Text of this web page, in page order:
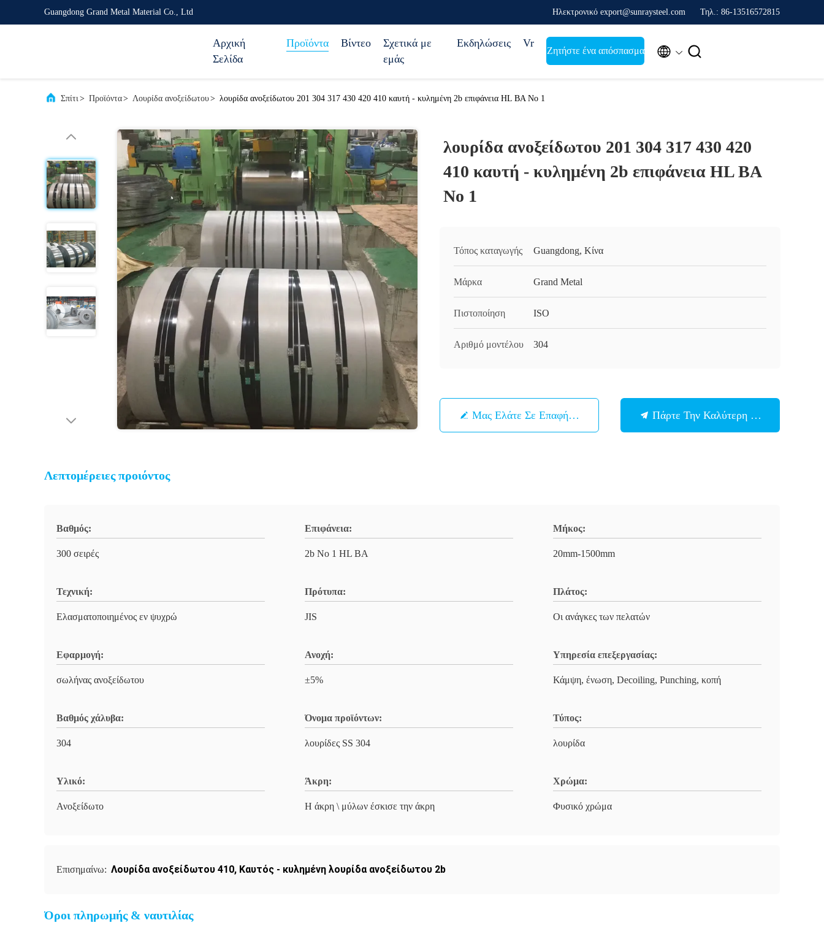
Guangdong Grand Metal Material Co., Ltd Ηλεκτρονικό export@sunraysteel.com Τηλ.: 86-13516572815
Αρχική
Σελίδα
Προϊόντα Βίντεο
Σχετικά με
εμάς
Εκδηλώσεις Vr
Ζητήστε ένα απόσπασμα  
Σπίτι> Προϊόντα> Λουρίδα ανοξείδωτου> λουρίδα ανοξείδωτου 201 304 317 430 420 410 καυτή - κυλημένη 2b επιφάνεια HL BA Νο 1
λουρίδα ανοξείδωτου 201 304 317 430 420
410 καυτή - κυλημένη 2b επιφάνεια HL BA
Νο 1
Τόπος καταγωγής Guangdong, Κίνα
Μάρκα Grand Metal
Πιστοποίηση ISO
Αριθμό μοντέλου 304
Μας Ελάτε Σε Επαφή Με Πάρτε Την Καλύτερη Τιμή
Λεπτομέρειες προιόντος
Βαθμός:
300 σειρές
Επιφάνεια:
2b Νο 1 HL BA
Μήκος:
20mm-1500mm
Τεχνική:
Ελασματοποιημένος εν ψυχρώ
Πρότυπα:
JIS
Πλάτος:
Οι ανάγκες των πελατών
Εφαρμογή:
σωλήνας ανοξείδωτου
Ανοχή:
±5%
Υπηρεσία επεξεργασίας:
Κάμψη, ένωση, Decoiling, Punching, κοπή
Βαθμός χάλυβα:
304
Όνομα προϊόντων:
λουρίδες SS 304
Τύπος:
λουρίδα
Υλικό:
Ανοξείδωτο
Άκρη:
Η άκρη \ μύλων έσκισε την άκρη
Χρώμα:
Φυσικό χρώμα
Επισημαίνω: Λουρίδα ανοξείδωτου 410, Καυτός - κυλημένη λουρίδα ανοξείδωτου 2b
Όροι πληρωμής & ναυτιλίας